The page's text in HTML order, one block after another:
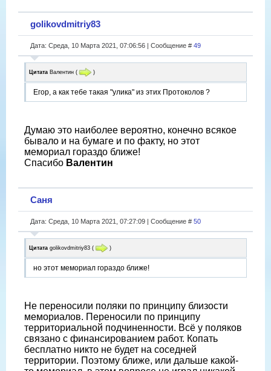
golikovdmitriy83
Дата: Среда, 10 Марта 2021, 07:06:56 | Сообщение # 49
Цитата Валентин ( )
Егор, а как тебе такая "улика" из этих Протоколов ?
Думаю это наиболее вероятно, конечно всякое
бывало и на бумаге и по факту, но этот
мемориал гораздо ближе!
Спасибо Валентин
Саня
Дата: Среда, 10 Марта 2021, 07:27:09 | Сообщение # 50
Цитата golikovdmitriy83 ( )
но этот мемориал гораздо ближе!
Не переносили поляки по принципу близости
мемориалов. Переносили по принципу
территориальной подчиненности. Всё у поляков
связано с финансированием работ. Копать
бесплатно никто не будет на соседней
территории. Поэтому ближе, или дальше какой-